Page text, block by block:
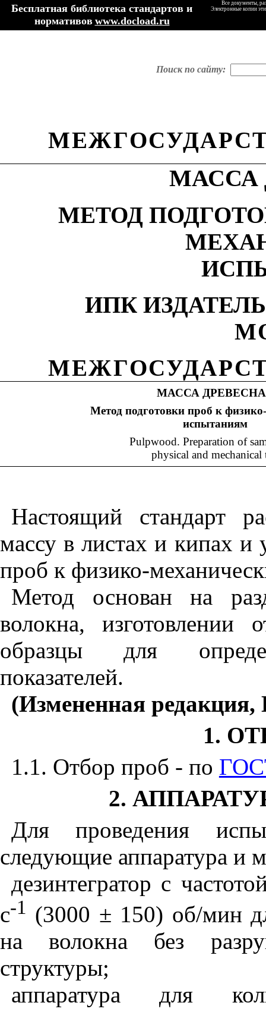
Бесплатная библиотека стандартов и
нормативов www.docload.ru
Все документы,
Электронные копии
Поиск по сайту:
МАССА
МЕТОД
ИПК
МАССА
Метод подготовки проб к
испытаниям
Pulpwood. Preparation of
physical and mechanical
Настоящий стандарт
массу в листах и кипах и
проб к физико-
Метод основан на
волокна, изготовлении
образцы для
показателей.
(Измененная
1.
1.1. Отбор проб - по
2.
Для проведения
следующие аппаратура и
дезинтегратор с
с-1 (3000 ± 150) об/мин
на волокна без
структуры;
аппаратура для